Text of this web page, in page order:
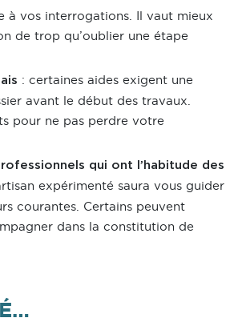
à vos interrogations. Il vaut mieux
de trop qu’oublier une étape
: certaines aides exigent une
avant le début des travaux.
pour ne pas perdre votre
qui ont l’habitude des
expérimenté saura vous guider
courantes. Certains peuvent
dans la constitution de